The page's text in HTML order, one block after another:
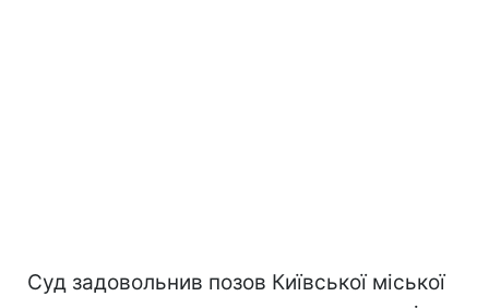
Суд задовольнив позов Київської міської